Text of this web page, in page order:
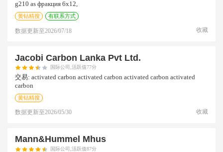
g210 as фракция 6х12,
黄钻精搜 有联系方式
数据更新至2026/07/18 收藏
Jacobi Carbon Lanka Pvt Ltd.
国际公司,活跃值77分
交易: activated carbon activated carbon activated carbon activated
carbon
黄钻精搜
数据更新至2026/05/30 收藏
Mann&hummel Mhus
国际公司,活跃值87分